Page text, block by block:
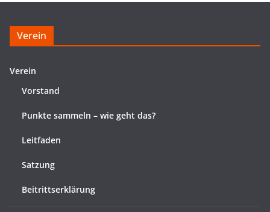
Verein
Verein
Vorstand
Punkte sammeln – wie geht das?
Leitfaden
Satzung
Beitrittserklärung